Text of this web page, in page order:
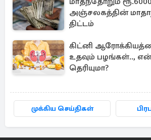
அஞ்சலகத்தின்
திட்டம்
கிட்னி
உதவும் பழங்கள்..,
தெரியுமா?
முக்கிய செய்திகள்